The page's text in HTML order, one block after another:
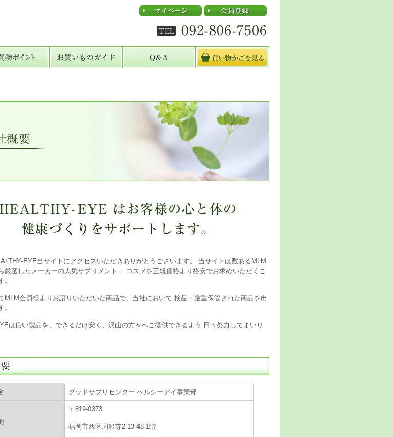
EYE当サイトにアクセスいただきありがとうございます。 当サイトは数あるMLM
厳選したメーカーの人気サプリメント・ コスメを正規価格より格安でお求めいただくこ
。
MLM会員様よりお譲りいただいた商品で、当社において 検品・厳重保管された商品を出
。
は良い製品を、できるだけ安く、沢山の方々へご提供できるよう 日々努力してまいり
グッドサプリセンター ヘルシーアイ事業部
〒819-0373
福岡市西区周船寺2-13-48 1階